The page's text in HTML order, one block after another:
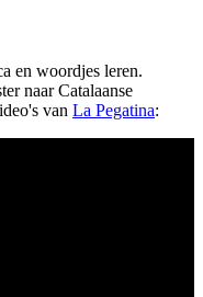
en woordjes leren.
naar Catalaanse
van La Pegatina: